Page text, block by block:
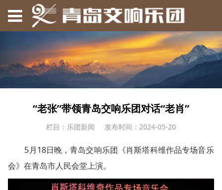
“老张”带领青岛交响乐团对话“老肖”
栏目：乐团新闻 发布时间：2024-05-20
5月18日晚，青岛交响乐团《肖斯塔科维作品专场音乐
会》在青岛市人民会堂上演。